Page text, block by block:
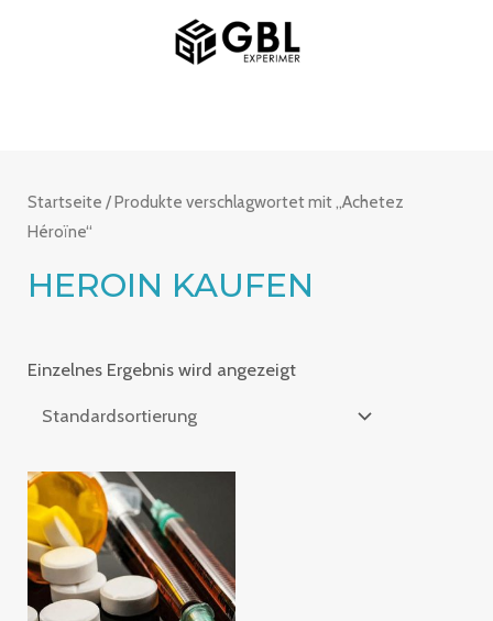
MAIN
MENU
Startseite / Produkte verschlagwortet mit „Achetez
Héroïne“
HEROIN KAUFEN
Einzelnes Ergebnis wird angezeigt
bis
€2,150.00